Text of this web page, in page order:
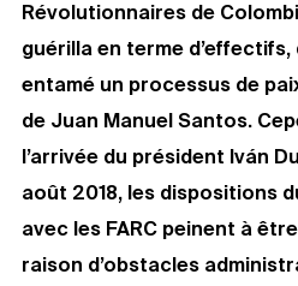
Révolutionnaires de
guérilla en terme
entamé un processus de
de Juan Manuel Santos.
l’arrivée du président Iván
août 2018, les dispositions
avec les FARC peinent à
raison d’obstacles